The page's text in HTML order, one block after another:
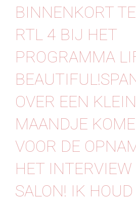
BINNENKORT
RTL 4 BIJ HET
PROGRAMMA
OVER EEN KLEIN
MAANDJE
VOOR DE
HET
SALON! IK